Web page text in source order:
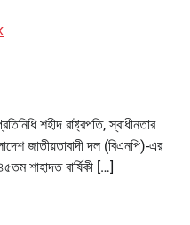
শহীদ রাষ্ট্রপতি, স্বাধীনতার
জাতীয়তাবাদী দল (বিএনপি)-এর
শাহাদত বার্ষিকী […]